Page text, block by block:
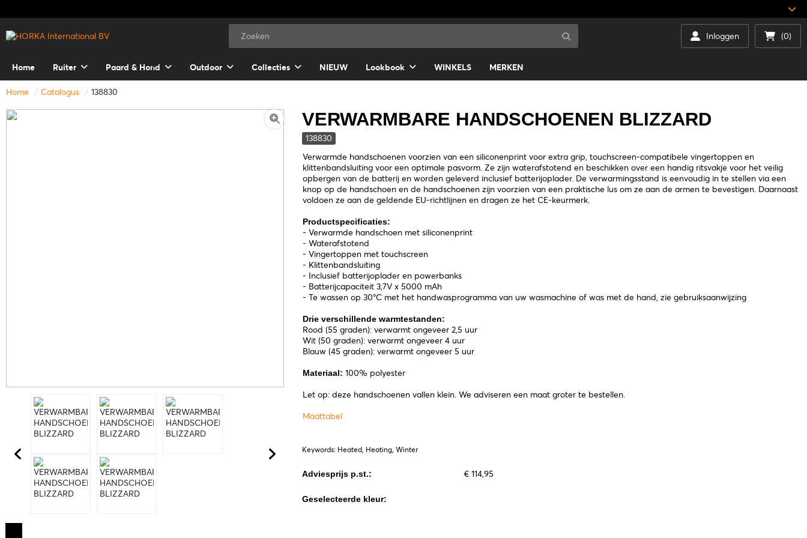
Inloggen (0)
Home Ruiter Paard & Hond Outdoor Collecties NIEUW Lookbook WINKELS MERKEN
Home Catalogus 138830
VERWARMBARE HANDSCHOENEN BLIZZARD
138830
Verwarmde handschoenen voorzien van een siliconenprint voor extra grip, touchscreen-compatibele vingertoppen en
klittenbandsluiting voor een optimale pasvorm. Ze zijn waterafstotend en beschikken over een handig ritsvakje voor het veilig
opbergen van de batterij en worden geleverd inclusief batterijoplader. De verwarmingsstand is eenvoudig in te stellen via een
knop op de handschoen en de handschoenen zijn voorzien van een praktische lus om ze aan de armen te bevestigen. Daarnaast
voldoen ze aan de geldende EU-richtlijnen en dragen ze het CE-keurmerk.
Productspecificaties:
- Verwarmde handschoen met siliconenprint
- Waterafstotend
- Vingertoppen met touchscreen
- Klittenbandsluiting
- Inclusief batterijoplader en powerbanks
- Batterijcapaciteit 3,7V x 5000 mAh
- Te wassen op 30°C met het handwasprogramma van uw wasmachine of was met de hand, zie gebruiksaanwijzing
Drie verschillende warmtestanden:
Rood (55 graden): verwarmt ongeveer 2,5 uur
Wit (50 graden): verwarmt ongeveer 4 uur
Blauw (45 graden): verwarmt ongeveer 5 uur
Materiaal: 100% polyester
Let op: deze handschoenen vallen klein. We adviseren een maat groter te bestellen.
Maattabel
Keywords: Heated, Heating, Winter
Adviesprijs p.st.: € 114,95
Geselecteerde kleur: